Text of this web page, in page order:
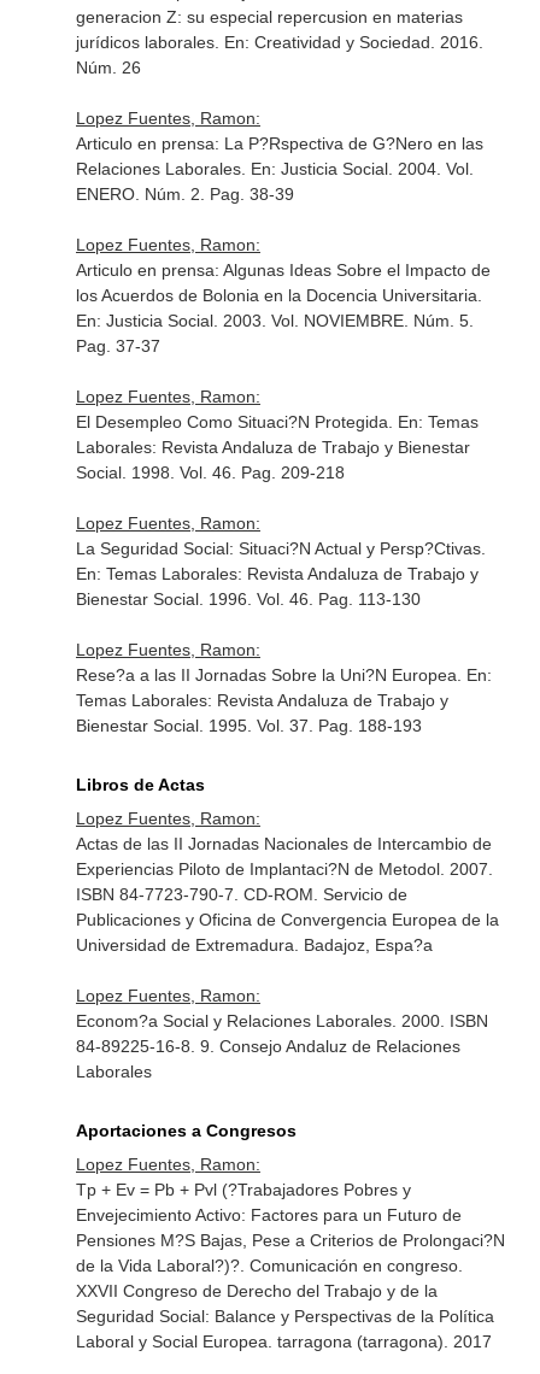
generacion Z: su especial repercusion en materias
jurídicos laborales. En: Creatividad y Sociedad . 2016.
Núm. 26
Lopez Fuentes, Ramon:
Articulo en prensa: La P?Rspectiva de G?Nero en las
Relaciones Laborales. En: Justicia Social. 2004. Vol.
ENERO. Núm. 2. Pag. 38-39
Lopez Fuentes, Ramon:
Articulo en prensa: Algunas Ideas Sobre el Impacto de
los Acuerdos de Bolonia en la Docencia Universitaria.
En: Justicia Social. 2003. Vol. NOVIEMBRE. Núm. 5.
Pag. 37-37
Lopez Fuentes, Ramon:
El Desempleo Como Situaci?N Protegida. En: Temas
Laborales: Revista Andaluza de Trabajo y Bienestar
Social. 1998. Vol. 46. Pag. 209-218
Lopez Fuentes, Ramon:
La Seguridad Social: Situaci?N Actual y Persp?Ctivas.
En: Temas Laborales: Revista Andaluza de Trabajo y
Bienestar Social. 1996. Vol. 46. Pag. 113-130
Lopez Fuentes, Ramon:
Rese?a a las II Jornadas Sobre la Uni?N Europea. En:
Temas Laborales: Revista Andaluza de Trabajo y
Bienestar Social. 1995. Vol. 37. Pag. 188-193
Libros de Actas
Lopez Fuentes, Ramon:
Actas de las II Jornadas Nacionales de Intercambio de
Experiencias Piloto de Implantaci?N de Metodol. 2007.
ISBN 84-7723-790-7. CD-ROM. Servicio de
Publicaciones y Oficina de Convergencia Europea de la
Universidad de Extremadura. Badajoz, Espa?a
Lopez Fuentes, Ramon:
Econom?a Social y Relaciones Laborales. 2000. ISBN
84-89225-16-8. 9. Consejo Andaluz de Relaciones
Laborales
Aportaciones a Congresos
Lopez Fuentes, Ramon:
Tp + Ev = Pb + Pvl (?Trabajadores Pobres y
Envejecimiento Activo: Factores para un Futuro de
Pensiones M?S Bajas, Pese a Criterios de Prolongaci?N
de la Vida Laboral?)?. Comunicación en congreso.
XXVII Congreso de Derecho del Trabajo y de la
Seguridad Social: Balance y Perspectivas de la Política
Laboral y Social Europea. tarragona (tarragona). 2017